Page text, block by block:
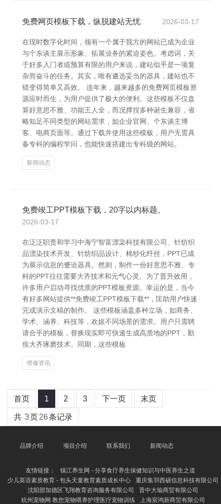
免费网页模板下载，纵脱建站无忧 2026-03-17
在现时数字化时间，领有一个属于我方的网站已成为企业
与个东谈主展示形象、拓展业务的紧迫姿色。考虑词，关
于好多入门者或预算有限的用户来说，建站似乎是一项复
杂而奋斗的任务。其实，唯有遴选妥当的器具，建站也不
错变得简单又高效。 连年来，越来越多的免费网页模板资
源应时而生，为用户提供了极大的便利。这些模板不仅盘
算好意思不雅、功能王人全，而况撑捏多种诞生兼容，省
略知足不同类型的网站需求，如企业官网、个东谈主博
客、电商页面等。通过下载并使用这些模板，用户无需具
备专科的编程学问，也能快速搭建出专科级的网站。
新闻动态
免费竣工PPT模板下载，20字以内标题。
2026-03-17
在泛泛职责和学习中海宁智富漂染科技有限公司、针纺织
品漂染技术开发、针纺织品设计、棉纱化纤丝，PPT已成
为展示信息的蹙迫器具。然则，制作一份好意思不雅、专
科的PPT往往需要大齐技术和元气心灵。为了晋升效用，
许多用户启动寻找优质的PPT模板资源。幸运的是，当今
有好多网站提供**免费竣工PPT模板下载**，匡助用户快速
完成演示文稿的制作。 这些模板涵盖多种立场，如商务、
学术、涵养、科技等，欢娱不同场景的需求。用户只需聘
请合乎的模板，替换现实即可快速生成高质地的PPT，勤
俭大齐琢磨技术。同期，这些模板
维修资讯
首页 1 2 3 下一页 末页
共 3页26条记录
品牌介绍 项目介绍 联系我们 新闻动态
友情链接：
镇江养生网 - 分享食疗养生保健知识与中医养生之道
少儿英语素质教育 - 包头天童教育素质成长中心
重庆集羽西硕信息科技有限公司
沈阳部加德区飞翔教育咨询服务有限公司
晋中大瑜商贸有限公司
杭州宠物网 教您宠物喂养护理医疗宠物训练
上海宸鸿新商贸有限公司